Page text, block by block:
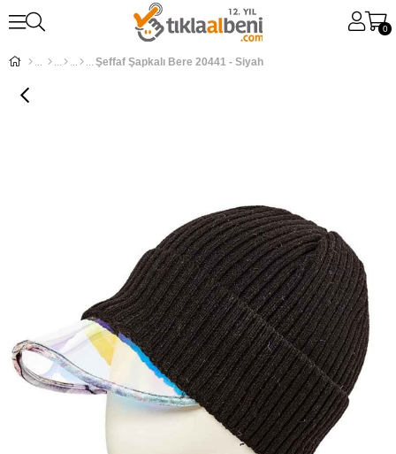
0
Şeffaf Şapkalı Bere 20441 - Siyah